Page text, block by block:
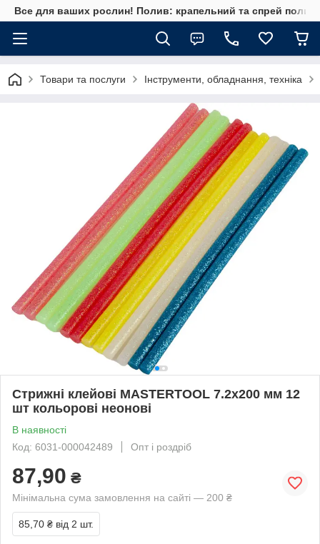
Все для ваших рослин! Полив: крапельний та спрей полив,
Товари та послуги Інструменти, обладнання, техніка
Стрижні клейові MASTERTOOL 7.2х200 мм 12
шт кольорові неонові
В наявності
Код: 6031-000042489
Опт і роздріб
87,90 ₴
Мінімальна сума замовлення на сайті — 200 ₴
85,70 ₴ від 2 шт.